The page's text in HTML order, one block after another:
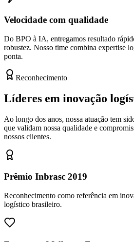
Velocidade com qualidade
Do BPO à IA, entregamos resultado
robustez. Nosso time combina expertise
ponta.
Reconhecimento
Líderes em inovação
Ao longo dos anos, nossa atuação tem
que validam nossa qualidade e
nossos clientes.
Prêmio Inbrasc 2019
Reconhecimento como referência em
logístico brasileiro.